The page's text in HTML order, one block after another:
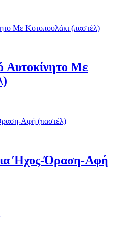
Aυτοκίνητο Mε
Ήχος-Όραση-Aφή